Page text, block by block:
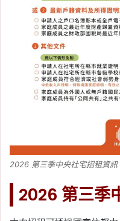
2026 第三季中央社宅招租資訊
2026 第三季